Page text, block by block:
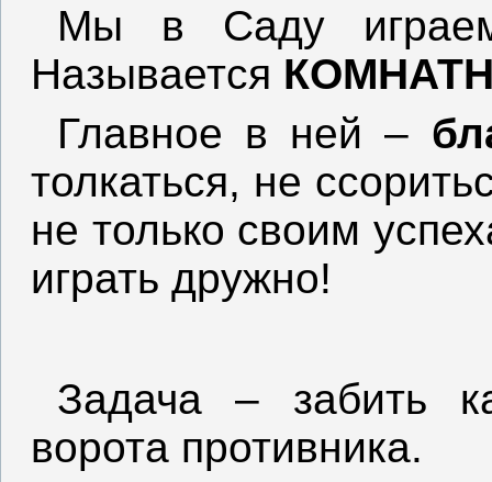
Мы в Саду
Называется
Главное в ней –
толкаться, не
не только своим
играть дружно!
Задача – забить
ворота противника.